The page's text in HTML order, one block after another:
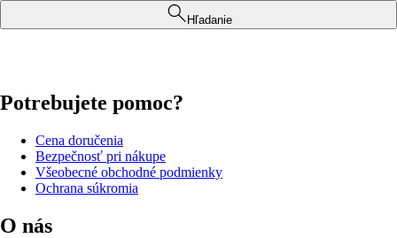
Hľadanie
Potrebujete pomoc?
Cena doručenia
Bezpečnosť pri nákupe
Všeobecné obchodné podmienky
Ochrana súkromia
O nás